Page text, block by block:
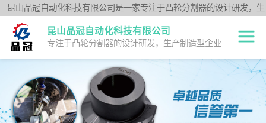
昆山品冠自动化科技有限公司是一家专注于凸轮分割器的设计研发，生
产制造型企业；闽台分割器厂家为客户提供各种高品质的数控转台第四
轴、品冠分割器：法兰型DF系列、法兰中空型DFH系列、平台桌面型
圆柱重负载型Y系列；公司凭借技术优势，可按照客户要求，提供非标
定制服务。
昆山品冠自动化科技有限公司
专注于凸轮分割器的设计研发，生产制造型企业
系列
升降摇摆型FH系